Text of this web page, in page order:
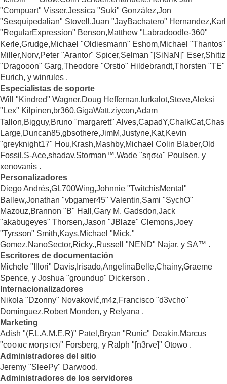
"Compuart" Visser,Jessica "Suki" González,Jon
"Sesquipedalian" Stovell,Juan "JayBachatero" Hernandez,Karl
"RegularExpression" Benson,Matthew "Labradoodle-360"
Kerle,Grudge,Michael "Oldiesmann" Eshom,Michael "Thantos"
Miller,Norv,Peter "Arantor" Spicer,Selman "[SiNaN]" Eser,Shitiz
"Dragooon" Garg,Theodore "Orstio" Hildebrandt,Thorsten "TE"
Eurich, y winrules .
Especialistas de soporte
Will "Kindred" Wagner,Doug Heffernan,lurkalot,Steve,Aleksi
"Lex" Kilpinen,br360,GigaWatt,ziycon,Adam
Tallon,Bigguy,Bruno "margarett" Alves,CapadY,ChalkCat,Chas
Large,Duncan85,gbsothere,JimM,Justyne,Kat,Kevin
"greyknight17" Hou,Krash,Mashby,Michael Colin Blaber,Old
Fossil,S-Ace,shadav,Storman™,Wade "sησω" Poulsen, y
xenovanis .
Personalizadores
Diego Andrés,GL700Wing,Johnnie "TwitchisMental"
Ballew,Jonathan "vbgamer45" Valentin,Sami "SychO"
Mazouz,Brannon "B" Hall,Gary M. Gadsdon,Jack
"akabugeyes" Thorsen,Jason "JBlaze" Clemons,Joey
"Tyrsson" Smith,Kays,Michael "Mick."
Gomez,NanoSector,Ricky.,Russell "NEND" Najar, y SA™ .
Escritores de documentación
Michele "Illori" Davis,Irisado,AngelinaBelle,Chainy,Graeme
Spence, y Joshua "groundup" Dickerson .
Internacionalizadores
Nikola "Dzonny" Novaković,m4z,Francisco "d3vcho"
Domínguez,Robert Monden, y Relyana .
Marketing
Adish "(F.L.A.M.E.R)" Patel,Bryan "Runic" Deakin,Marcus
"cσσкιє мσηѕтєя" Forsberg, y Ralph "[n3rve]" Otowo .
Administradores del sitio
Jeremy "SleePy" Darwood.
Administradores de los servidores